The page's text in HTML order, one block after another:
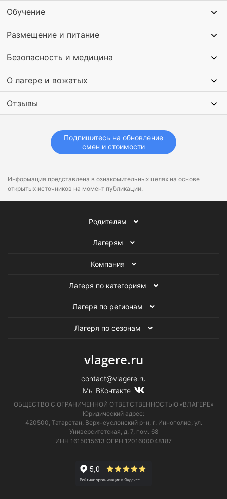
Обучение
Размещение и питание
Безопасность и медицина
О лагере и вожатых
Отзывы
Подпишитесь на обновление
смен и стоимости
Информация представлена в ознакомительных целях на основе
открытых источников на момент публикации.
Родителям
Лагерям
Компания
Лагеря по категориям
Лагеря по регионам
Лагеря по сезонам
vlagere.ru
contact@vlagere.ru
Мы ВКонтакте
ОБЩЕСТВО С ОГРАНИЧЕННОЙ ОТВЕТСТВЕННОСТЬЮ «ВЛАГЕРЕ»
Юридический адрес:
420500, Татарстан, Верхнеуслонский р-н, г. Иннополис, ул.
Университетская, д. 7, пом. 68
ИНН 1615015613 ОГРН 1201600048187